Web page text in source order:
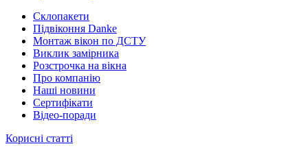
Склопакети
Підвіконня Danke
Монтаж вікон по ДСТУ
Виклик замірника
Розстрочка на вікна
Про компанію
Наші новини
Сертифікати
Відео-поради
Корисні статті